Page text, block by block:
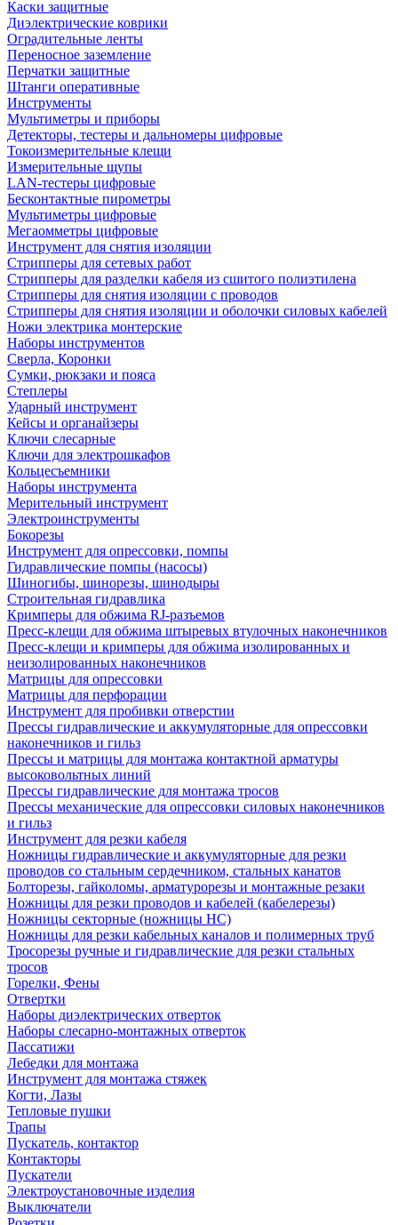
Каски защитные
Диэлектрические коврики
Оградительные ленты
Переносное заземление
Перчатки защитные
Штанги оперативные
Инструменты
Мультиметры и приборы
Детекторы, тестеры и дальномеры цифровые
Токоизмерительные клещи
Измерительные щупы
LAN-тестеры цифровые
Бесконтактные пирометры
Мультиметры цифровые
Мегаомметры цифровые
Инструмент для снятия изоляции
Стрипперы для сетевых работ
Стрипперы для разделки кабеля из сшитого полиэтилена
Cтрипперы для снятия изоляции с проводов
Стрипперы для снятия изоляции и оболочки силовых кабелей
Ножи электрика монтерские
Наборы инструментов
Сверла, Коронки
Сумки, рюкзаки и пояса
Степлеры
Ударный инструмент
Кейсы и органайзеры
Ключи слесарные
Ключи для электрошкафов
Кольцесъемники
Наборы инструмента
Мерительный инструмент
Электроинструменты
Бокорезы
Инструмент для опрессовки, помпы
Гидравлические помпы (насосы)
Шиногибы, шинорезы, шинодыры
Строительная гидравлика
Кримперы для обжима RJ-разъемов
Пресс-клещи для обжима штыревых втулочных наконечников
Пресс-клещи и кримперы для обжима изолированных и
неизолированных наконечников
Матрицы для опрессовки
Матрицы для перфорации
Инструмент для пробивки отверстии
Прессы гидравлические и аккумуляторные для опрессовки
наконечников и гильз
Прессы и матрицы для монтажа контактной арматуры
высоковольтных линий
Прессы гидравлические для монтажа тросов
Прессы механические для опрессовки силовых наконечников
и гильз
Инструмент для резки кабеля
Ножницы гидравлические и аккумуляторные для резки
проводов со стальным сердечником, стальных канатов
Болторезы, гайколомы, арматурорезы и монтажные резаки
Ножницы для резки проводов и кабелей (кабелерезы)
Ножницы секторные (ножницы НС)
Ножницы для резки кабельных каналов и полимерных труб
Тросорезы ручные и гидравлические для резки стальных
тросов
Горелки, Фены
Отвертки
Наборы диэлектрических отверток
Наборы слесарно-монтажных отверток
Пассатижи
Лебедки для монтажа
Инструмент для монтажа стяжек
Когти, Лазы
Тепловые пушки
Трапы
Пускатель, контактор
Контакторы
Пускатели
Электроустановочные изделия
Выключатели